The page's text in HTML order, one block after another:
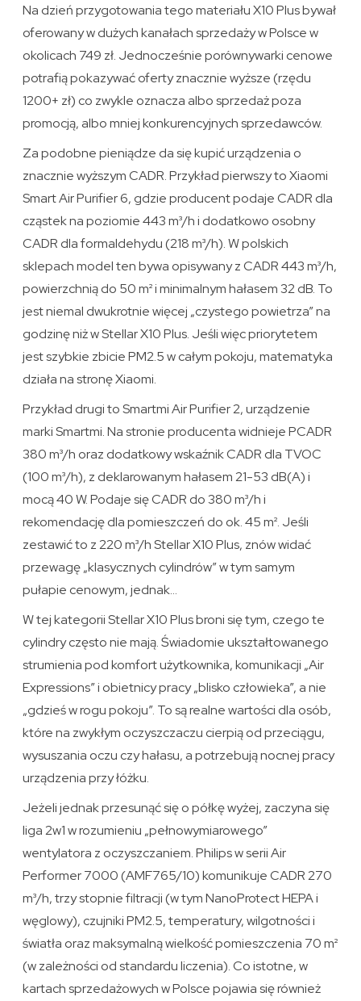
Na dzień przygotowania tego materiału X10 Plus bywał
oferowany w dużych kanałach sprzedaży w Polsce w
okolicach 749 zł. Jednocześnie porównywarki cenowe
potrafią pokazywać oferty znacznie wyższe (rzędu
1200+ zł) co zwykle oznacza albo sprzedaż poza
promocją, albo mniej konkurencyjnych sprzedawców.
Za podobne pieniądze da się kupić urządzenia o
znacznie wyższym CADR. Przykład pierwszy to Xiaomi
Smart Air Purifier 6, gdzie producent podaje CADR dla
cząstek na poziomie 443 m³/h i dodatkowo osobny
CADR dla formaldehydu (218 m³/h). W polskich
sklepach model ten bywa opisywany z CADR 443 m³/h,
powierzchnią do 50 m² i minimalnym hałasem 32 dB. To
jest niemal dwukrotnie więcej „czystego powietrza” na
godzinę niż w Stellar X10 Plus. Jeśli więc priorytetem
jest szybkie zbicie PM2.5 w całym pokoju, matematyka
działa na stronę Xiaomi.
Przykład drugi to Smartmi Air Purifier 2, urządzenie
marki Smartmi. Na stronie producenta widnieje PCADR
380 m³/h oraz dodatkowy wskaźnik CADR dla TVOC
(100 m³/h), z deklarowanym hałasem 21-53 dB(A) i
mocą 40 W. Podaje się CADR do 380 m³/h i
rekomendację dla pomieszczeń do ok. 45 m². Jeśli
zestawić to z 220 m³/h Stellar X10 Plus, znów widać
przewagę „klasycznych cylindrów” w tym samym
pułapie cenowym, jednak…
W tej kategorii Stellar X10 Plus broni się tym, czego te
cylindry często nie mają. Świadomie ukształtowanego
strumienia pod komfort użytkownika, komunikacji „Air
Expressions” i obietnicy pracy „blisko człowieka”, a nie
„gdzieś w rogu pokoju”. To są realne wartości dla osób,
które na zwykłym oczyszczaczu cierpią od przeciągu,
wysuszania oczu czy hałasu, a potrzebują nocnej pracy
urządzenia przy łóżku.
Jeżeli jednak przesunąć się o półkę wyżej, zaczyna się
liga 2w1 w rozumieniu „pełnowymiarowego”
wentylatora z oczyszczaniem. Philips w serii Air
Performer 7000 (AMF765/10) komunikuje CADR 270
m³/h, trzy stopnie filtracji (w tym NanoProtect HEPA i
węglowy), czujniki PM2.5, temperatury, wilgotności i
światła oraz maksymalną wielkość pomieszczenia 70 m²
(w zależności od standardu liczenia). Co istotne, w
kartach sprzedażowych w Polsce pojawia się również